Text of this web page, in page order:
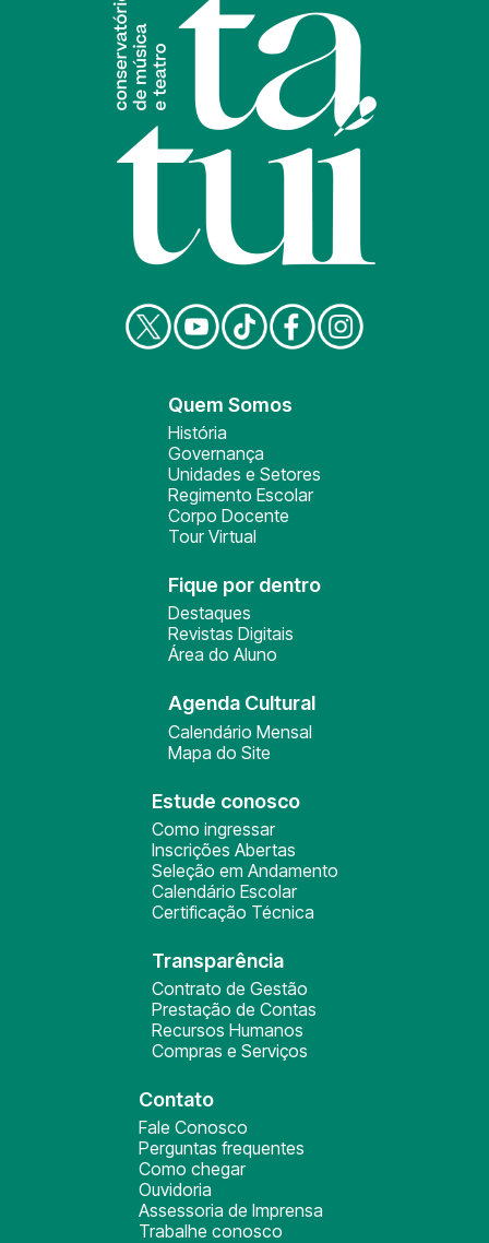
Quem Somos
História
Governança
Unidades e Setores
Regimento Escolar
Corpo Docente
Tour Virtual
Fique por dentro
Destaques
Revistas Digitais
Área do Aluno
Agenda Cultural
Calendário Mensal
Mapa do Site
Estude conosco
Como ingressar
Inscrições Abertas
Seleção em Andamento
Calendário Escolar
Certificação Técnica
Transparência
Contrato de Gestão
Prestação de Contas
Recursos Humanos
Compras e Serviços
Contato
Fale Conosco
Perguntas frequentes
Como chegar
Ouvidoria
Assessoria de Imprensa
Trabalhe conosco